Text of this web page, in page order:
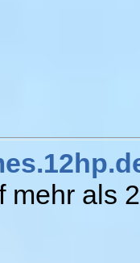
mehr als